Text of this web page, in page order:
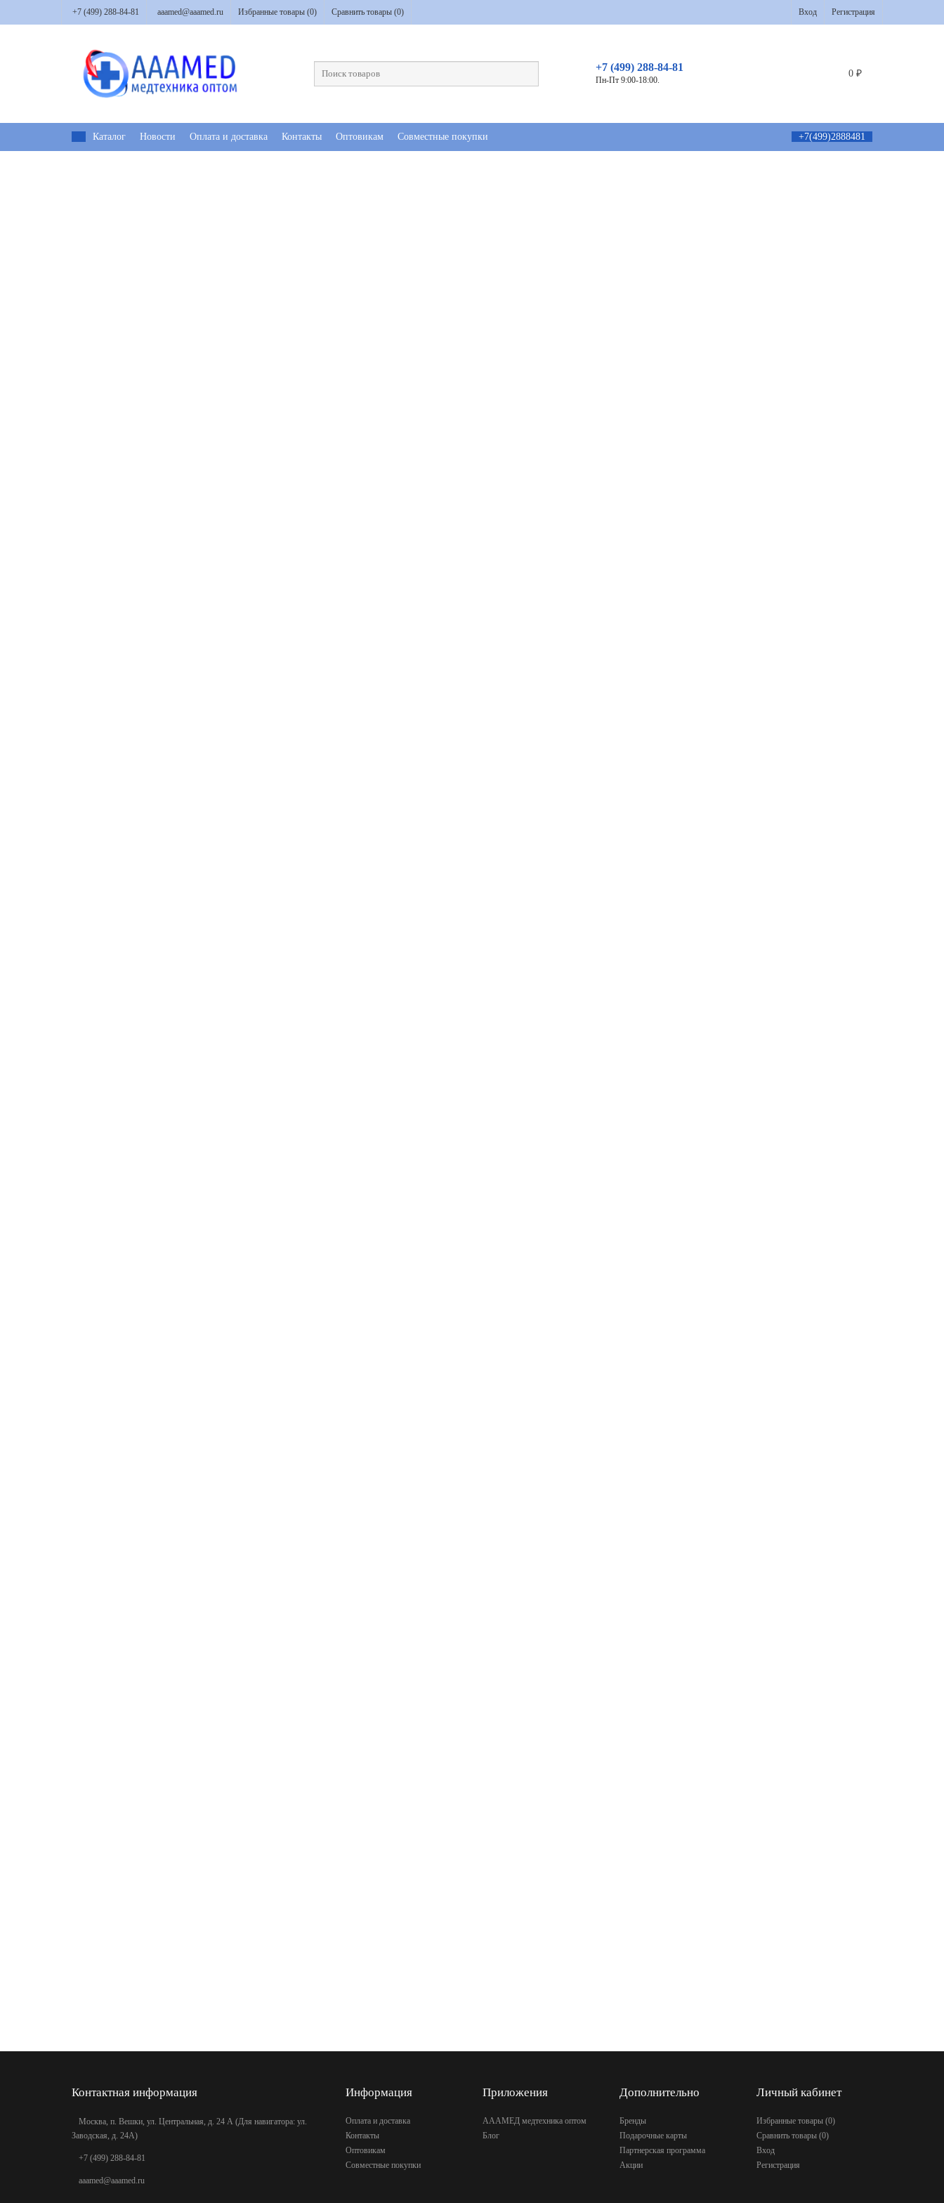
+7 (499) 288-84-81 aaamed@aaamed.ru Избранные товары (0) Сравнить товары (0) Вход Регистрация
+7 (499) 288-84-81
Пн-Пт 9:00-18:00.
0 ₽
Каталог Новости Оплата и доставка Контакты Оптовикам Совместные покупки +7(499)2888481
Контактная информация
Москва, п. Вешки, ул. Центральная, д. 24 А (Для навигатора: ул.
Заводская, д. 24А)
+7 (499) 288-84-81
aaamed@aaamed.ru
Информация
Оплата и доставка
Контакты
Оптовикам
Совместные покупки
Приложения
АААМЕД медтехника оптом
Блог
Дополнительно
Бренды
Подарочные карты
Партнерская программа
Акции
Личный кабинет
Избранные товары (0)
Сравнить товары (0)
Вход
Регистрация